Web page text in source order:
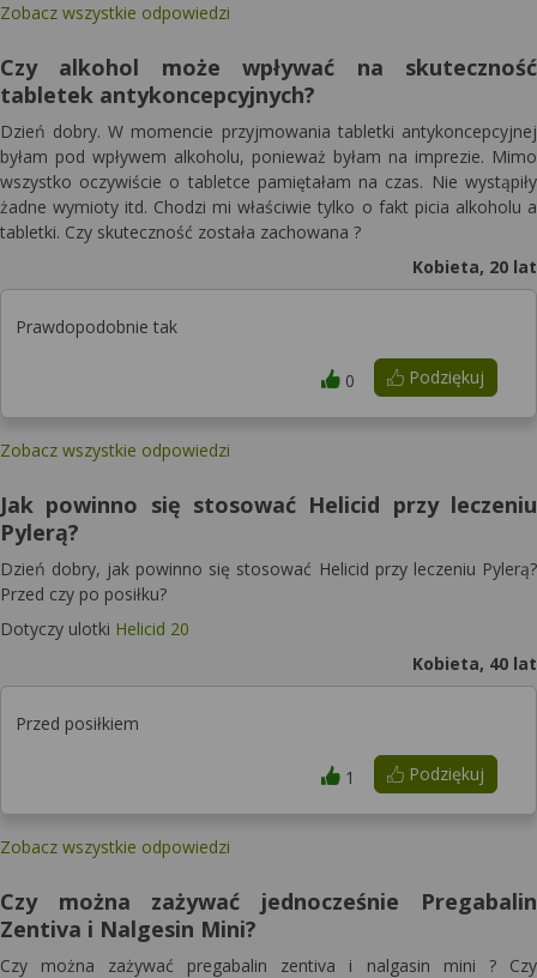
Zobacz wszystkie odpowiedzi
Czy alkohol może wpływać na skuteczność
tabletek antykoncepcyjnych?
Dzień dobry. W momencie przyjmowania tabletki antykoncepcyjnej
byłam pod wpływem alkoholu, ponieważ byłam na imprezie. Mimo
wszystko oczywiście o tabletce pamiętałam na czas. Nie wystąpiły
żadne wymioty itd. Chodzi mi właściwie tylko o fakt picia alkoholu a
tabletki. Czy skuteczność została zachowana ?
Kobieta, 20 lat
Prawdopodobnie tak
Podziękuj
0
Zobacz wszystkie odpowiedzi
Jak powinno się stosować Helicid przy leczeniu
Pylerą?
Dzień dobry, jak powinno się stosować Helicid przy leczeniu Pylerą?
Przed czy po posiłku?
Dotyczy ulotki Helicid 20
Kobieta, 40 lat
Przed posiłkiem
Podziękuj
1
Zobacz wszystkie odpowiedzi
Czy można zażywać jednocześnie Pregabalin
Zentiva i Nalgesin Mini?
Czy można zażywać pregabalin zentiva i nalgasin mini ? Czy